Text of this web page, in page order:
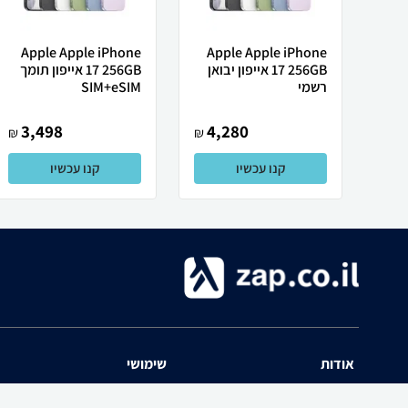
Apple Apple iPhone
17 256GB אייפון יבואן
רשמי
4,280
₪
קנו עכשיו
Apple Apple iPhone
17 256GB אייפון תומך
SIM+eSIM
3,498
₪
קנו עכשיו
אודות
שימושי